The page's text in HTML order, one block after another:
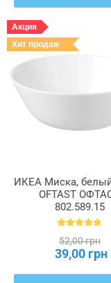
Акция
Хит продаж
ИКЕА Миска,
OFTAST
802.589.15
52,00 грн
39,00 грн